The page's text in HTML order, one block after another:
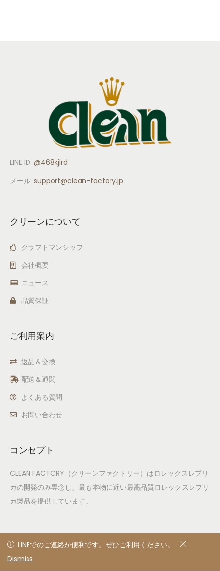
LINEでのご連絡が便利です。ぜひご利用ください。
LINE ID: @468kjlrd
メール: support@clean-factory.jp
クリーンについて
クラフトマンシップ
会社概要
ニュース
品質保証
ご利用案内
返品＆交換
配送＆通関
よくある質問
お問い合わせ
コンセプト
CLEAN FACTORY（クリーンファクトリー）はロレックスレプリ
カの開発のみ専念し、最も本物に近い最高品質ロレックスレプリ
カ製品を提供しています。
© 2020
LINEでのご連絡が便利です。ぜひご利用ください。
Dismiss